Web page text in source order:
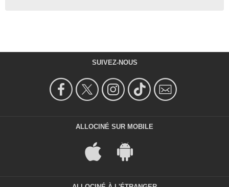
SUIVEZ-NOUS
ALLOCINÉ SUR MOBILE